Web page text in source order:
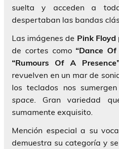
suelta y acceden a
despertaban las bandas
Las imágenes de Pink Floyd
de cortes como“Dance
“Rumours Of A
revuelven en un mar de
los teclados nos
space . Gran variedad
sumamente exquisito.
Mención especial a su
demuestra su categoría y